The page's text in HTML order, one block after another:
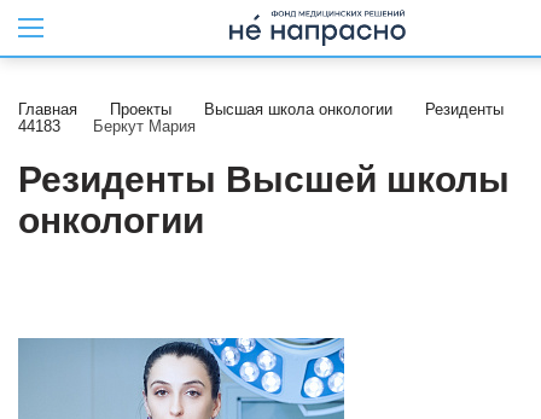
Главная Проекты Высшая школа онкологии
Резиденты
44183
Беркут Мария
Резиденты Высшей школы
онкологии